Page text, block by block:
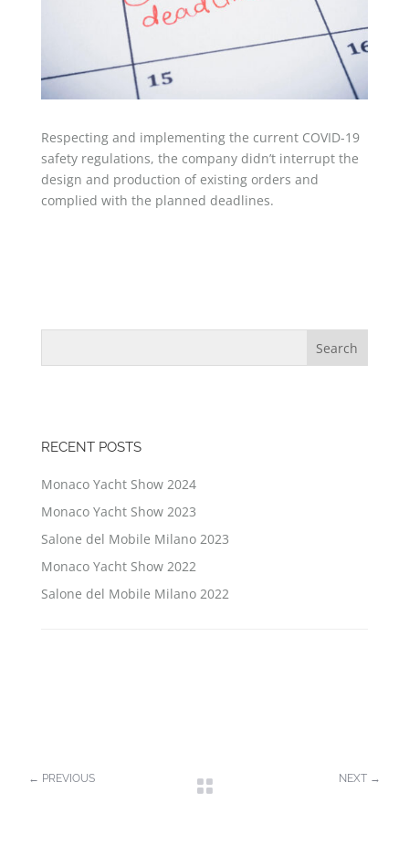
Respecting and implementing the current COVID-19
safety regulations, the company didn’t interrupt the
design and production of existing orders and
complied with the planned deadlines.
RECENT POSTS
Monaco Yacht Show 2024
Monaco Yacht Show 2023
Salone del Mobile Milano 2023
Monaco Yacht Show 2022
Salone del Mobile Milano 2022
← PREVIOUS  NEXT→